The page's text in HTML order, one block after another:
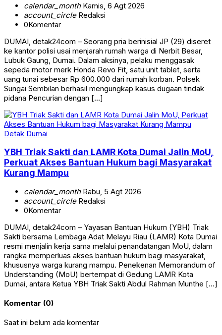
calendar_monthKamis, 6 Agt 2026
account_circleRedaksi
0Komentar
DUMAI, detak24com – Seorang pria berinisial JP (29) diseret
ke kantor polisi usai menjarah rumah warga di Nerbit Besar,
Lubuk Gaung, Dumai. Dalam aksinya, pelaku menggasak
sepeda motor merk Honda Revo Fit, satu unit tablet, serta
uang tunai sebesar Rp 600.000 dari rumah korban. Polsek
Sungai Sembilan berhasil mengungkap kasus dugaan tindak
pidana Pencurian dengan […]
Detak Dumai
YBH Triak Sakti dan LAMR Kota Dumai Jalin MoU,
Perkuat Akses Bantuan Hukum bagi Masyarakat
Kurang Mampu
calendar_monthRabu, 5 Agt 2026
account_circleRedaksi
0Komentar
DUMAI, detak24com – Yayasan Bantuan Hukum (YBH) Triak
Sakti bersama Lembaga Adat Melayu Riau (LAMR) Kota Dumai
resmi menjalin kerja sama melalui penandatangan MoU, dalam
rangka memperluas akses bantuan hukum bagi masyarakat,
khususnya warga kurang mampu. Penekenan Memorandum of
Understanding (MoU) bertempat di Gedung LAMR Kota
Dumai, antara Ketua YBH Triak Sakti Abdul Rahman Munthe […]
Komentar (0)
Saat ini belum ada komentar